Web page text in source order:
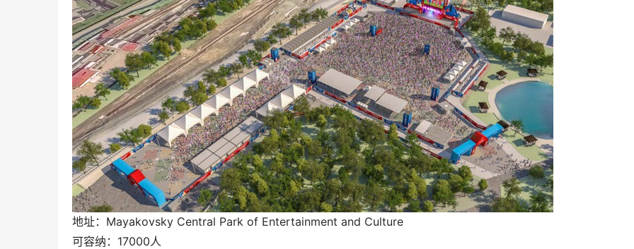
地址：Mayakovsky Central Park of Entertainment and Culture
可容纳：17000人